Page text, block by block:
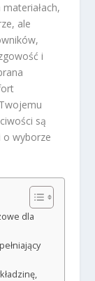
ale
i
są
o wyborze
dla